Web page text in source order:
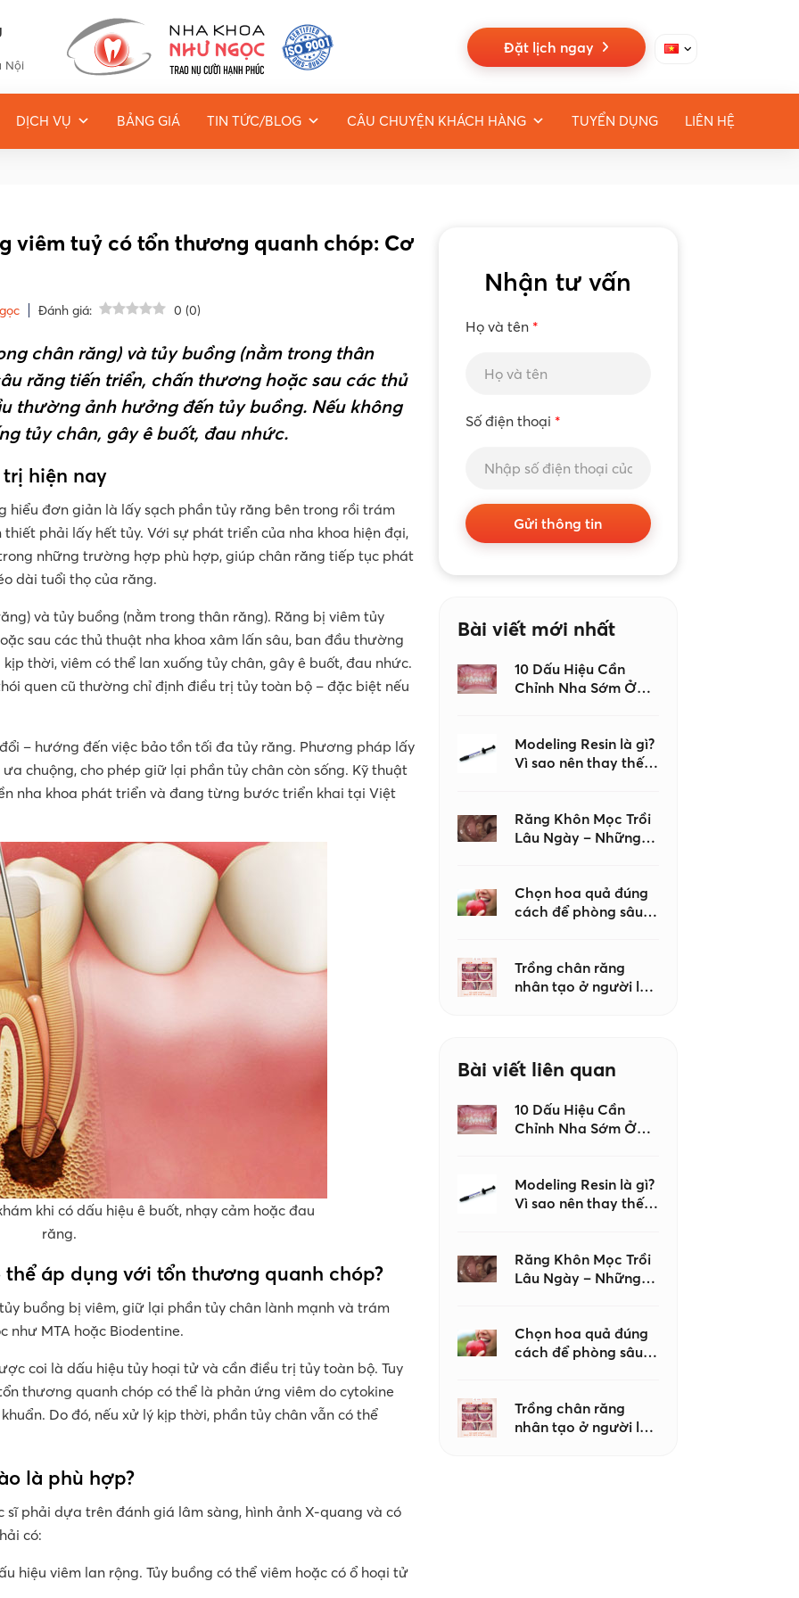
Nội
Đặt lịch ngay
DỊCH VỤ BẢNG GIÁ TIN TỨC/BLOG CÂU CHUYỆN KHÁCH HÀNG TUYỂN DỤNG LIÊN HỆ
viêm tuỷ có tổn thương quanh chóp: Cơ
Đánh giá: 0 (0)
chân răng) và tủy buồng (nằm trong thân
răng tiến triển, chấn thương hoặc sau các thủ
thường ảnh hưởng đến tủy buồng. Nếu không
tủy chân, gây ê buốt, đau nhức.
hiện nay
hiểu đơn giản là lấy sạch phần tủy răng bên trong rồi trám
thiết phải lấy hết tủy. Với sự phát triển của nha khoa hiện đại,
những trường hợp phù hợp, giúp chân răng tiếp tục phát
dài tuổi thọ của răng.
và tủy buồng (nằm trong thân răng). Răng bị viêm tủy
sau các thủ thuật nha khoa xâm lấn sâu, ban đầu thường
thời, viêm có thể lan xuống tủy chân, gây ê buốt, đau nhức.
quen cũ thường chỉ định điều trị tủy toàn bộ – đặc biệt nếu
– hướng đến việc bảo tồn tối đa tủy răng. Phương pháp lấy
chuộng, cho phép giữ lại phần tủy chân còn sống. Kỹ thuật
nha khoa phát triển và đang từng bước triển khai tại Việt
khi có dấu hiệu ê buốt, nhạy cảm hoặc đau
răng.
áp dụng với tổn thương quanh chóp?
buồng bị viêm, giữ lại phần tủy chân lành mạnh và trám
như MTA hoặc Biodentine.
coi là dấu hiệu tủy hoại tử và cần điều trị tủy toàn bộ. Tuy
thương quanh chóp có thể là phản ứng viêm do cytokine
Do đó, nếu xử lý kịp thời, phần tủy chân vẫn có thể
là phù hợp?
phải dựa trên đánh giá lâm sàng, hình ảnh X-quang và có
có:
hiệu viêm lan rộng. Tủy buồng có thể viêm hoặc có ổ hoại tử
Nhận tư vấn
Họ và tên *
Số điện thoại *
Gửi thông tin
Bài viết mới nhất
10 Dấu Hiệu Cần
Chỉnh Nha Sớm Ở
Răng Mới Đi Khám
Modeling Resin là gì?
Vì sao nên thay thế
Composite?
Răng Khôn Mọc Trồi
Lâu Ngày – Những
Chọn hoa quả đúng
cách để phòng sâu
Ngọc
Trồng chân răng
nhân tạo ở người lớn
Bài viết liên quan
10 Dấu Hiệu Cần
Chỉnh Nha Sớm Ở
Răng Mới Đi Khám
Modeling Resin là gì?
Vì sao nên thay thế
Composite?
Răng Khôn Mọc Trồi
Lâu Ngày – Những
Chọn hoa quả đúng
cách để phòng sâu
Ngọc
Trồng chân răng
nhân tạo ở người lớn